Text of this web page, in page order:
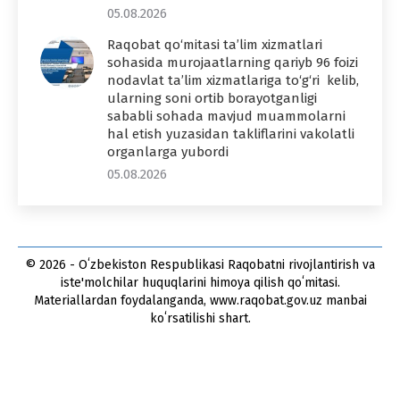
05.08.2026
Raqobat qo‘mitasi ta’lim xizmatlari
sohasida murojaatlarning qariyb 96 foizi
nodavlat ta’lim xizmatlariga to‘g‘ri kelib,
ularning soni ortib borayotganligi
sababli sohada mavjud muammolarni
hal etish yuzasidan takliflarini vakolatli
organlarga yubordi
05.08.2026
© 2026 - Oʻzbekiston Respublikasi Raqobatni rivojlantirish va
iste'molchilar huquqlarini himoya qilish qoʻmitasi.
Materiallardan foydalanganda, www.raqobat.gov.uz manbai
koʻrsatilishi shart.